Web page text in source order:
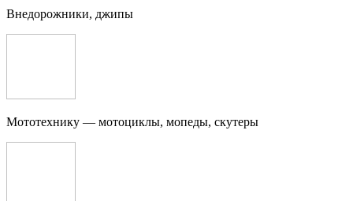
Внедорожники, джипы
Мототехнику — мотоциклы, мопеды, скутеры